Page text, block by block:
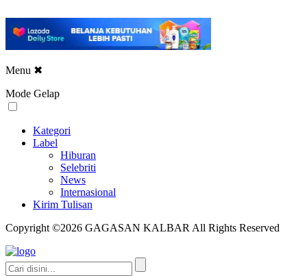
Menu ✖
Mode Gelap
Kategori
Label
Hiburan
Selebriti
News
Internasional
Kirim Tulisan
Copyright ©2026 GAGASAN KALBAR All Rights Reserved